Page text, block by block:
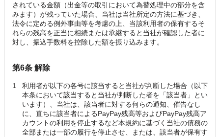
されている金額（出金等の取引において為替処理中の部分を含
みます）が残っていた場合、当社は当社所定の方法に基づき、
法令に定める例外事由等を考慮の上、当該利用者の保有するそ
れらの残高を正当に相続または承継すると当社が確認した者に
対し、振込手数料を控除した額を振り込みます。
第6条 解除
1
利用者が以下の各号に該当すると当社が判断した場合（以下
本条において該当すると当社が判断した者を「該当者」とい
います）、当社は、該当者に対する何らの通知、催告なし
に、直ちに該当者によるPayPay残高等およびPayPay残高ア
カウントの利用を停止するなど本規約に基づく当社の債務の
全部または一部の履行を停止させ、または、該当者が保有す